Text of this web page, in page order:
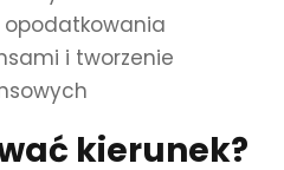
opodatkowania
i tworzenie
kierunek?